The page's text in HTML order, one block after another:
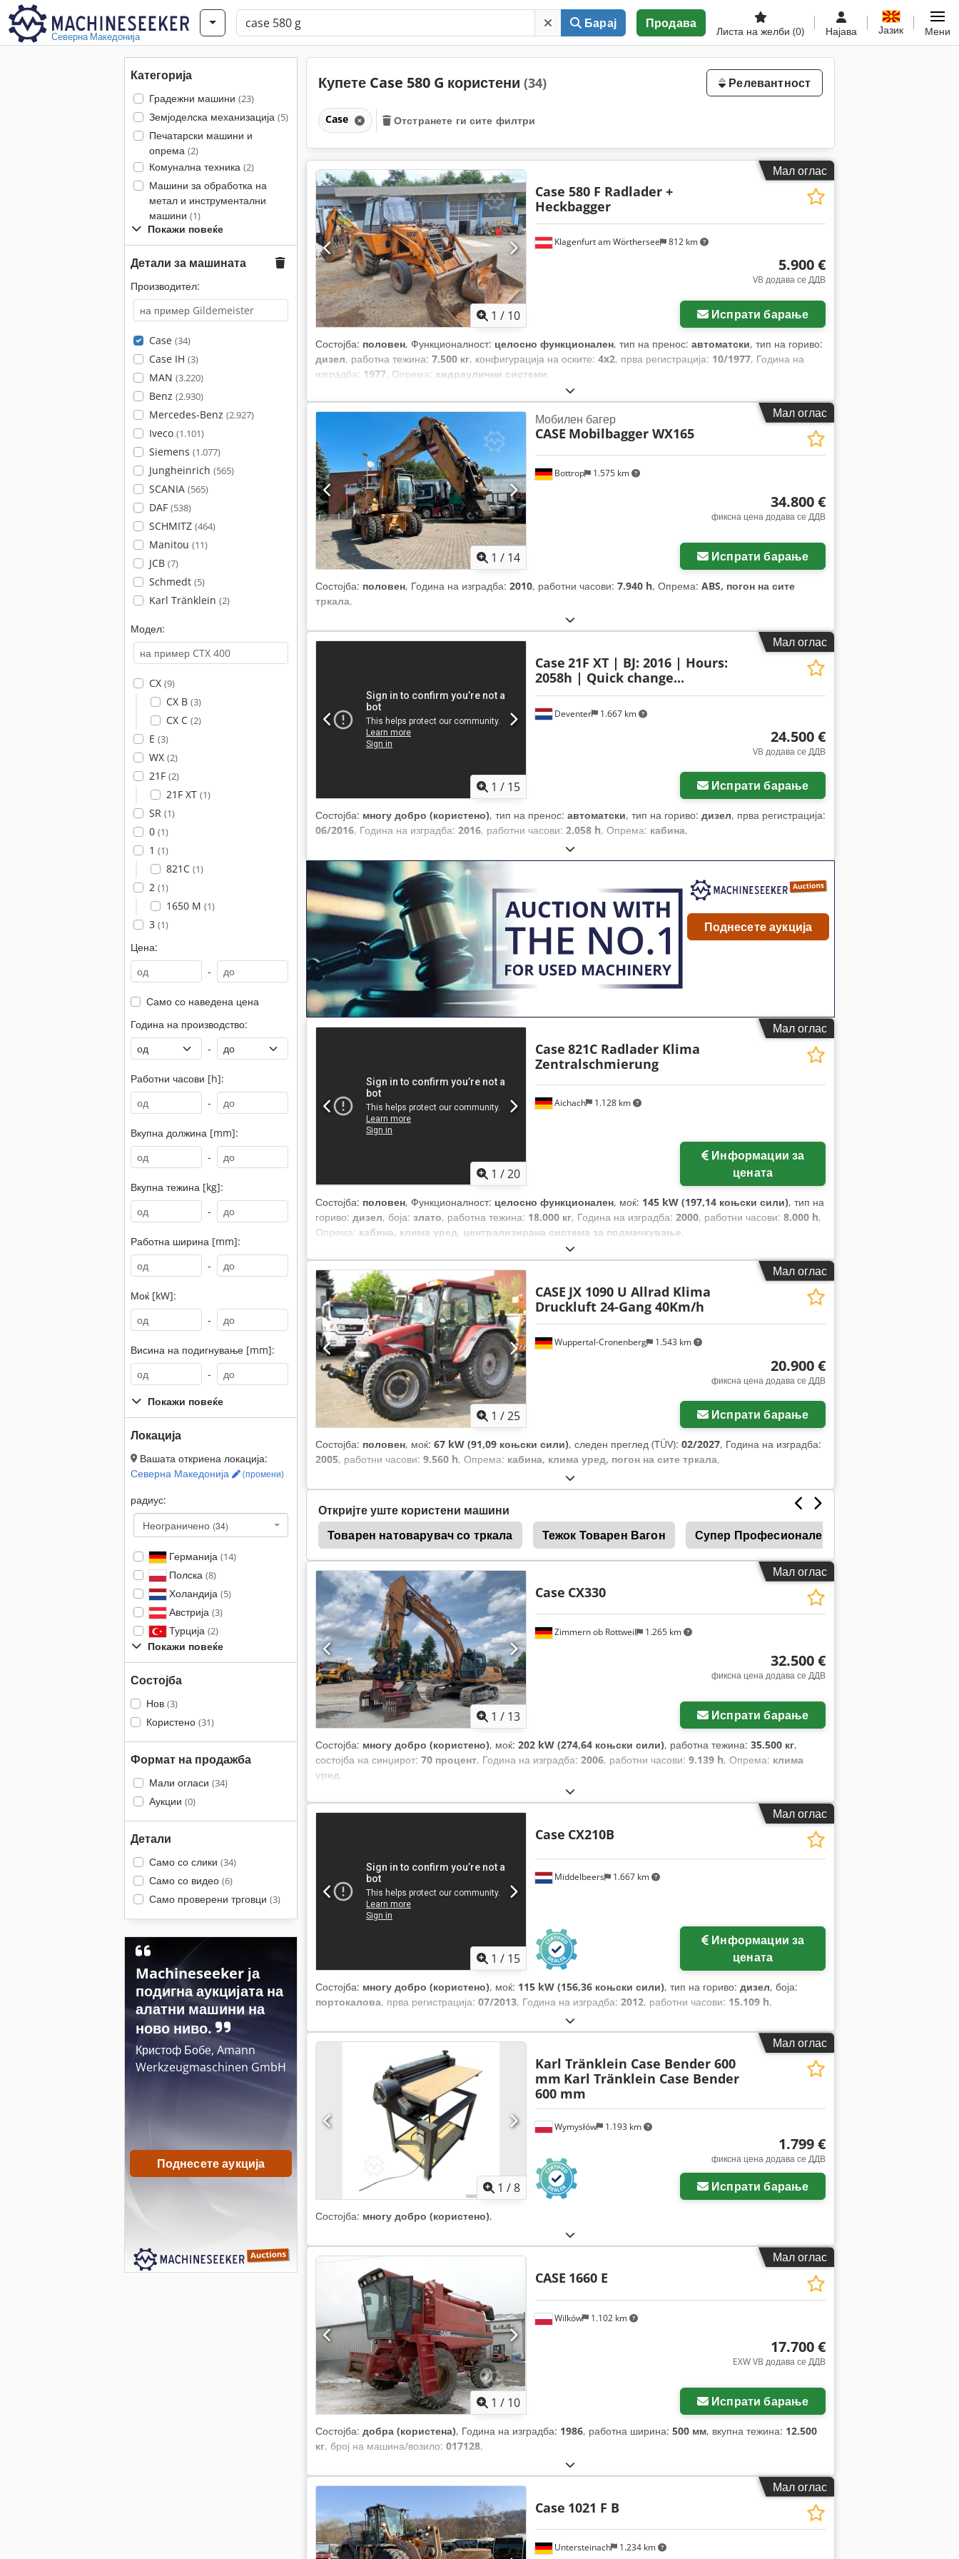
Северна Македонија
Барај Продава
Листа на желби (0) Најава Јазик Мени
Категорија
Градежни машини (23)
Земјоделска механизација (5)
Печатарски машини и
опрема (2)
Комунална техника (2)
Машини за обработка на
метал и инструментални
машини (1)
Покажи повеќе
Детали за машината
Производител:
Case (34)
Case IH (3)
MAN (3.220)
Benz (2.930)
Mercedes-Benz (2.927)
Iveco (1.101)
Siemens (1.077)
Jungheinrich (565)
SCANIA (565)
DAF (538)
SCHMITZ (464)
Manitou (11)
JCB (7)
Schmedt (5)
Karl Tränklein (2)
Модел:
CX (9)
CX B (3)
CX C (2)
E (3)
WX (2)
21F (2)
21F XT (1)
SR (1)
0 (1)
1 (1)
821C (1)
2 (1)
1650 M (1)
3 (1)
Цена:
-
Само со наведена цена
Година на производство:
-
Работни часови [h]:
-
Вкупна должина [mm]:
-
Вкупна тежина [kg]:
-
Работна ширина [mm]:
-
Моќ [kW]:
-
Висина на подигнување [mm]:
-
Покажи повеќе
Локација
Вашата откриена локација:
Северна Македонија
(промени)
радиус:
Неограничено (34)
Германија (14)
Полска (8)
Холандија (5)
Австрија (3)
Турција (2)
Покажи повеќе
Состојба
Нов (3)
Користено (31)
Формат на продажба
Мали огласи (34)
Аукции (0)
Детали
Само со слики (34)
Само со видео (6)
Само проверени трговци (3)
Machineseeker ја
подигна аукцијата на
алатни машини на
ново ниво.
Кристоф Бобе, Amann
Werkzeugmaschinen GmbH
Поднесете аукција
Купете Case 580 G користени (34) Релевантност
Case Отстранете ги сите филтри
Мал оглас
1 / 10
Klagenfurt am Wörthersee 812 km
Case 580 F Radlader +
Heckbagger
5.900 €
VB додава се ДДВ
Испрати барање
Состојба: половен, Функционалност: целосно функционален, тип на пренос: автоматски, тип на гориво:
дизел, работна тежина: 7.500 кг, конфигурација на оските: 4x2, прва регистрација: 10/1977, Година на
изградба: 1977, Опрема: хидраулични системи,
Мал оглас
1 / 14
Bottrop 1.575 km
Мобилен багер
CASE Mobilbagger WX165
34.800 €
фиксна цена додава се ДДВ
Испрати барање
Состојба: половен, Година на изградба: 2010, работни часови: 7.940 h, Опрема: ABS, погон на сите
тркала,
Мал оглас
1 / 15
Deventer 1.667 km
Case 21F XT | BJ: 2016 | Hours:
2058h | Quick change...
24.500 €
VB додава се ДДВ
Испрати барање
Состојба: многу добро (користено), тип на пренос: автоматски, тип на гориво: дизел, прва регистрација:
06/2016, Година на изградба: 2016, работни часови: 2.058 h, Опрема: кабина,
Поднесете аукција
Мал оглас
1 /20
Aichach 1.128 km
Case 821C Radlader Klima
Zentralschmierung
цената
Состојба: половен, Функционалност: целосно функционален, моќ: 145 kW (197,14 коњски сили), тип на
гориво: дизел, боја: злато, работна тежина: 18.000 кг, Година на изградба: 2000, работни часови: 8.000 h,
Опрема: кабина, клима уред, централизирана система за подмачкување,
Мал оглас
1 /25
Wuppertal-Cronenberg 1.543 km
CASE JX 1090 U Allrad Klima
Druckluft 24-Gang 40Km/h
20.900 €
фиксна цена додава се ДДВ
Испрати барање
Состојба: половен, моќ: 67 kW (91,09 коњски сили), следен преглед (TÜV): 02/2027, Година на изградба:
2005, работни часови: 9.560 h, Опрема: кабина, клима уред, погон на сите тркала,
Откријте уште користени машини
Товарен натоварувач со тркала
Тежок Товарен Вагон Супер Професионален Товарен
Neuson 1903 Neuson 1503
Мал оглас
1 / 13
Zimmern ob Rottweil 1.265 km
Case CX330
32.500 €
фиксна цена додава се ДДВ
Испрати барање
Состојба: многу добро (користено), моќ: 202 kW (274,64 коњски сили), работна тежина: 35.500 кг,
состојба на синџирот: 70 процент, Година на изградба: 2006, работни часови: 9.139 h, Опрема: клима
уред,
Мал оглас
1 / 15
Middelbeers 1.667 km
Case CX210B
цената
Состојба: многу добро (користено), моќ: 115 kW (156,36 коњски сили), тип на гориво: дизел, боја:
портокалова, прва регистрација: 07/2013, Година на изградба: 2012, работни часови: 15.109 h,
Мал оглас
1 /8
Wymysłów 1.193 km
Karl Tränklein Case Bender 600
mm Karl Tränklein Case Bender
600 mm
1.799 €
фиксна цена додава се ДДВ
Испрати барање
Состојба: многу добро (користено),
Мал оглас
1 / 10
Wilków 1.102 km
CASE 1660 E
17.700 €
EXW VB додава се ДДВ
Испрати барање
Состојба: добра (користена), Година на изградба: 1986, работна ширина: 500 мм, вкупна тежина: 12.500
кг, број на машина/возило: 017128,
Мал оглас
Untersteinach 1.234 km
Case 1021 F B